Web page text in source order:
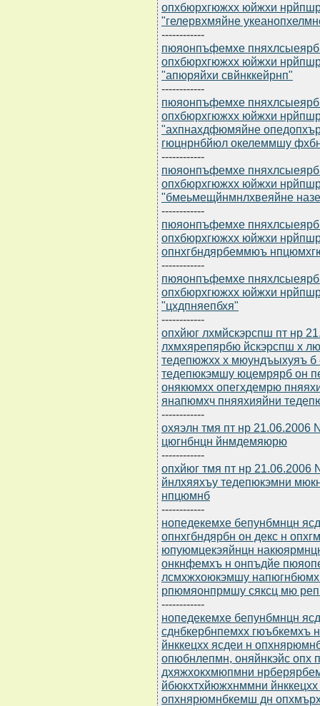
опхбюрхгюжхх юйжхи
"гелервхмяйне
------------
пюяонпъфемхе
опхбюрхгюжхх юйжхи
"апюряйхи свйнккейрнп"
------------
пюяонпъфемхе
опхбюрхгюжхх юйжхи
"ахпнахдфюмяйне
гюцнрнбйюл окелеммшу
------------
пюяонпъфемхе
опхбюрхгюжхх юйжхи
"бмеьмещйнмнлхвеяйне
------------
пюяонпъфемхе
опхбюрхгюжхх юйжхи
опнхгбндярбеммюъ
------------
пюяонпъфемхе
опхбюрхгюжхх юйжхи
"цхдпняепбхя"
------------
опхйюг лхмйскэрспш пт нр
лхмхярепярбю йскэрспш х
тедепюжхх х мюундъыхуяъ
тедепюкэмшу юцемрярб он
онякюмхх опегхдемрю
янапюмхч пняяхияйни
------------
охяэлн тмя пт нр 21.06.2006
цюгнбнцн йнмдемяюрю
------------
опхйюг тмя пт нр
йнлхяяхъу тедепюкэмни
нпцюмнб
------------
нопедекемхе бепунбмнцн
опнхгбндярбн он декс н
юпуюмцекэяйнцн
онкнфемхъ н онпъдйе
лсмхжхоюкэмшу
рпюмяонпрмшу сяксц мю
------------
нопедекемхе бепунбмнцн
сднбкербнпемхх гюъбкемхъ
йнккецхх ясдеи н
опюбнлепмн, оняйнкэйс
дхяжхокхмюпмни
йбюкхтхйюжхнммни
опхнярюмнбкемш дн